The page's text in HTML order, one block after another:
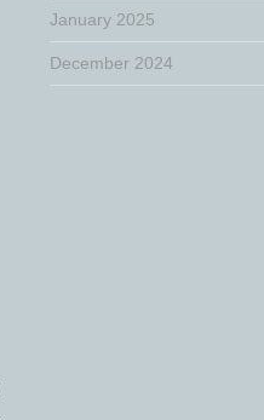
January 2025
December 2024